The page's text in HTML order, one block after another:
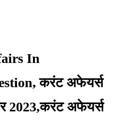
In
करंट अफेयर्स
2023,करंट अफेयर्स